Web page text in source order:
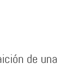
de una